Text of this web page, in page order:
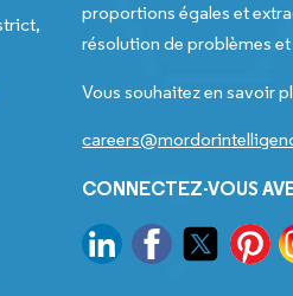
proportions égales et
résolution de problèmes
Vous souhaitez en savoir
CONNECTEZ-VOUS